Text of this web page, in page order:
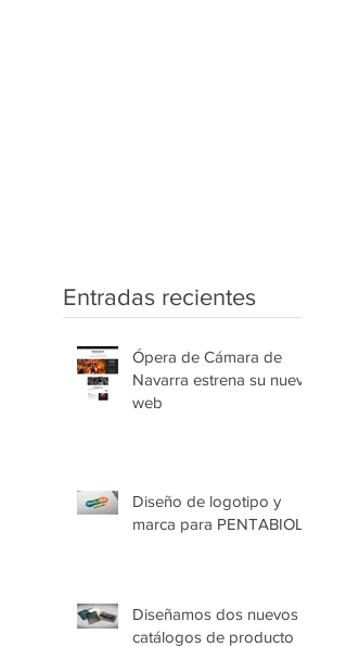
Entradas recientes
Ópera de Cámara de
Navarra estrena su nueva
web
Diseño de logotipo y
marca para PENTABIOL
Diseñamos dos nuevos
catálogos de producto